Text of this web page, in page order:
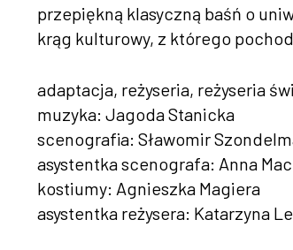
przepiękną klasyczną baśń o
krąg kulturowy, z którego
adaptacja, reżyseria, reżyseria
muzyka: Jagoda Stanicka
scenografia: Sławomir
asystentka scenografa: Anna
kostiumy: Agnieszka Magiera
asystentka reżysera: Katarzyna